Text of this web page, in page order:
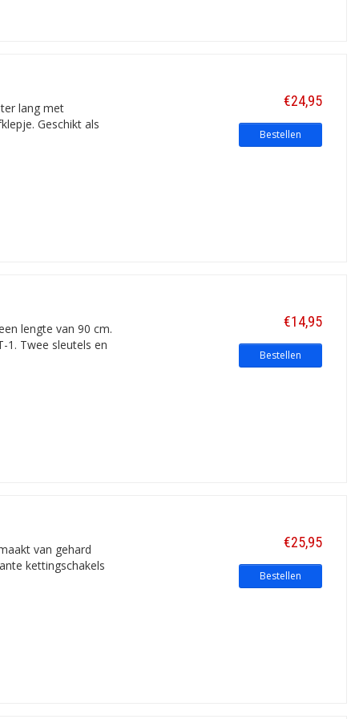
lang met
Geschikt als
€24,95
Bestellen
lengte van 90 cm.
1. Twee sleutels en
€14,95
Bestellen
van gehard
kettingschakels
€25,95
Bestellen